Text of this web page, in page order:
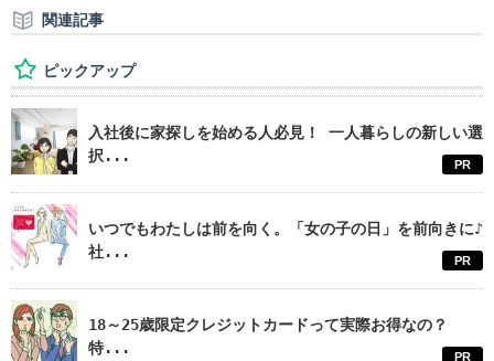
関連記事
ピックアップ
入社後に家探しを始める人必見！ 一人暮らしの新しい選
択...
PR
いつでもわたしは前を向く。「女の子の日」を前向きに♪
社...
PR
18～25歳限定クレジットカードって実際お得なの？
特...
PR